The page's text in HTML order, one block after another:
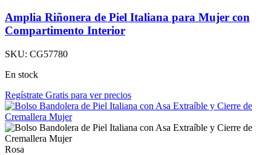
Amplia Riñonera de Piel Italiana para Mujer con
Compartimento Interior
SKU: CG57780
En stock
Regístrate Gratis para ver precios
Rosa